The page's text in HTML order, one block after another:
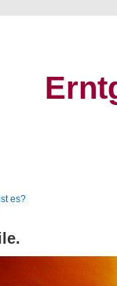
es?